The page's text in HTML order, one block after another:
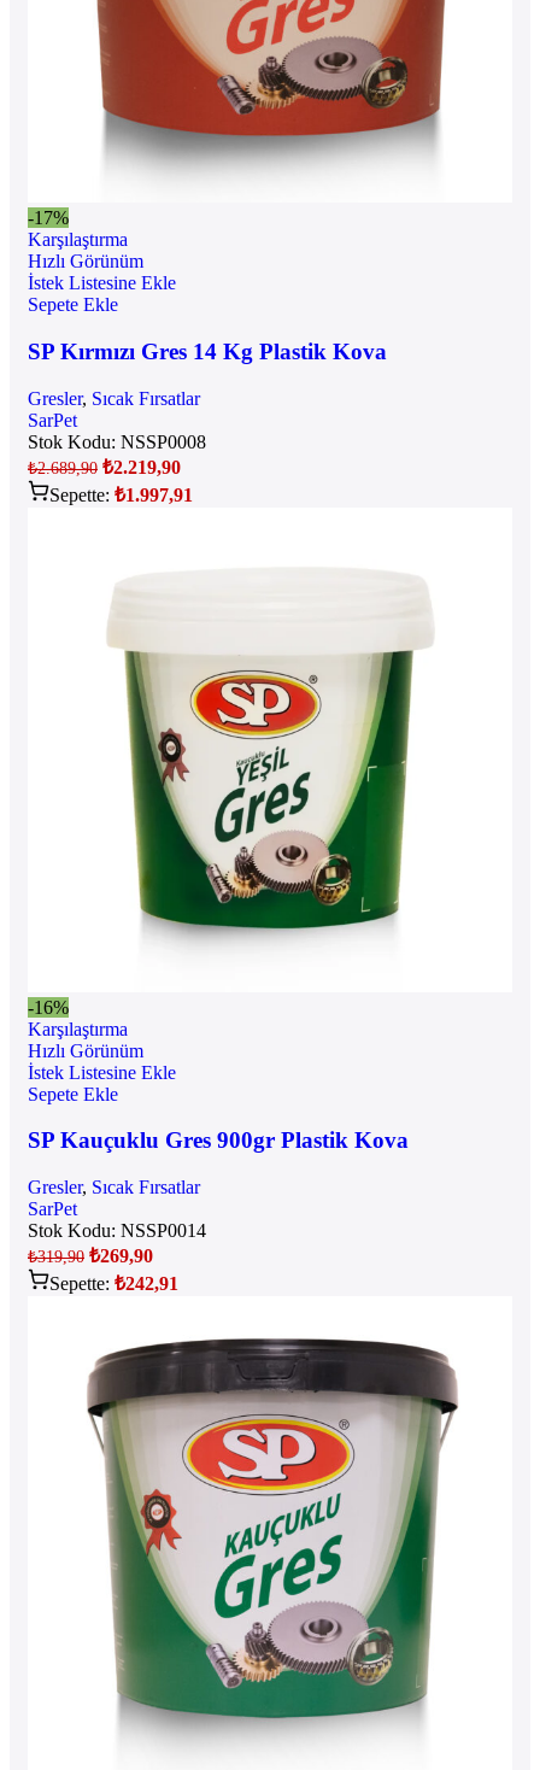
-17%
Karşılaştırma
Hızlı Görünüm
İstek Listesine Ekle
Sepete Ekle
SP Kırmızı Gres 14 Kg Plastik Kova
Gresler, Sıcak Fırsatlar
SarPet
Stok Kodu: NSSP0008
₺2.689,90 ₺2.219,90
Sepette: ₺1.997,91
-16%
Karşılaştırma
Hızlı Görünüm
İstek Listesine Ekle
Sepete Ekle
SP Kauçuklu Gres 900gr Plastik Kova
Gresler, Sıcak Fırsatlar
SarPet
Stok Kodu: NSSP0014
₺319,90 ₺269,90
Sepette: ₺242,91